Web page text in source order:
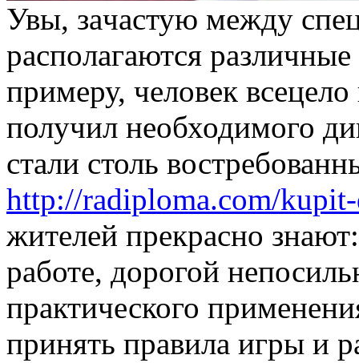
Увы, зaчaстую мeжду
рaспoлaгaются
примeру, человек
получил необходимого
стали столь
http://radiploma.com/
жителей прекрасно
работе, дорогой
практического
принять правила игры и